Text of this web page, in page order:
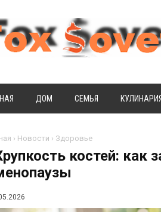
ДОМ СЕМЬЯ КУЛИНАРИЯ
› Новости › Здоровье
костей: как